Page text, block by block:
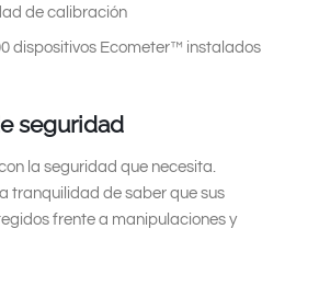
de calibración
dispositivos Ecometer™ instalados
seguridad
la seguridad que necesita.
tranquilidad de saber que sus
frente a manipulaciones y